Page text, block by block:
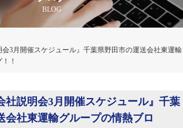
BLOG
会3月開催スケジュール』千葉県野田市の運送会社東運輸
！
社説明会3月開催スケジュール』千葉
会社東運輸グループの情熱ブロ